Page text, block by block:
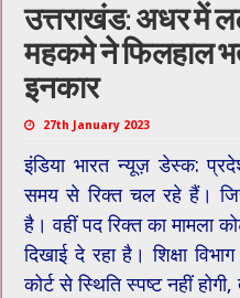
उत्तराखंड: अधर में
महकमे ने फिलहाल
इनकार
27th January 2023
इंडिया भारत न्यूज़ डेस्क:
समय से रिक्त चल रहे हैं।
है। वहीं पद रिक्त का मामला
दिखाई दे रहा है। शिक्षा
कोर्ट से स्थिति स्पष्ट नहीं